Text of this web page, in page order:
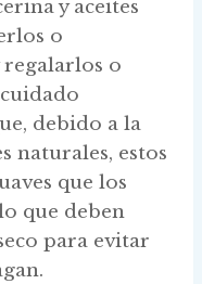
y aceites
o
regalarlos o
debido a la
naturales, estos
que los
que deben
para evitar